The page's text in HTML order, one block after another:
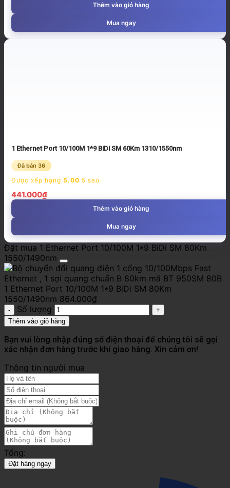
Thêm vào giỏ hàng
Mua ngay
1 Ethernet Port 10/100M 1*9 BiDi SM 60Km 1310/1550nm
Đã bán 36
Được xếp hạng 5.00 5 sao
441.000₫
Thêm vào giỏ hàng
Mua ngay
Đặt mua 1 Ethernet Port 10/100M 1*9 BiDi SM 80Km
1550/1490nm
1 Ethernet Port 10/100M 1*9 BiDi SM 80Km
1550/1490nm 864.000₫
Số lượng
Thêm vào giỏ hàng
Bạn vui lòng nhập đúng số điện thoại để chúng tôi sẽ gọi
xác nhận đơn hàng trước khi giao hàng. Xin cảm ơn!
Thông tin người mua
Tổng:
Đặt hàng ngay